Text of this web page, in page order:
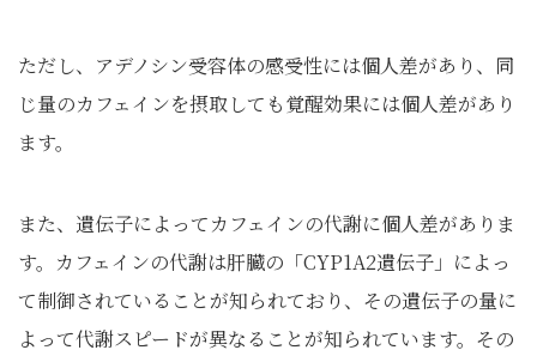
ただし、アデノシン受容体の感受性には個人差があり、同
じ量のカフェインを摂取しても覚醒効果には個人差があり
ます。
また、遺伝子によってカフェインの代謝に個人差がありま
す。カフェインの代謝は肝臓の「CYP1A2遺伝子」によっ
て制御されていることが知られており、その遺伝子の量に
よって代謝スピードが異なることが知られています。その